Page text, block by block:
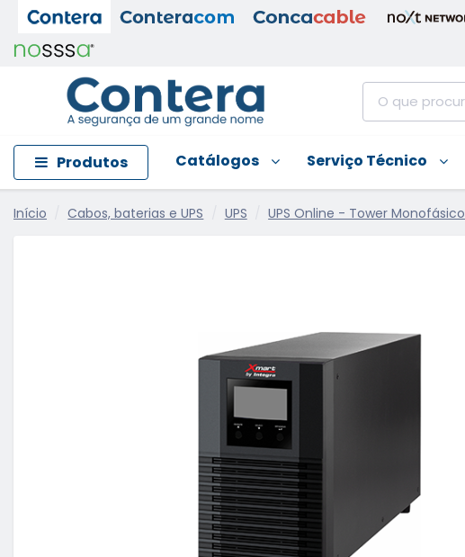
Produtos Catálogos Serviço Técnico
Início Cabos, baterias e UPS UPS UPS Online - Tower Monofásico